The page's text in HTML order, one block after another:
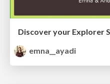
Discover your Explorer
emna__ayadi